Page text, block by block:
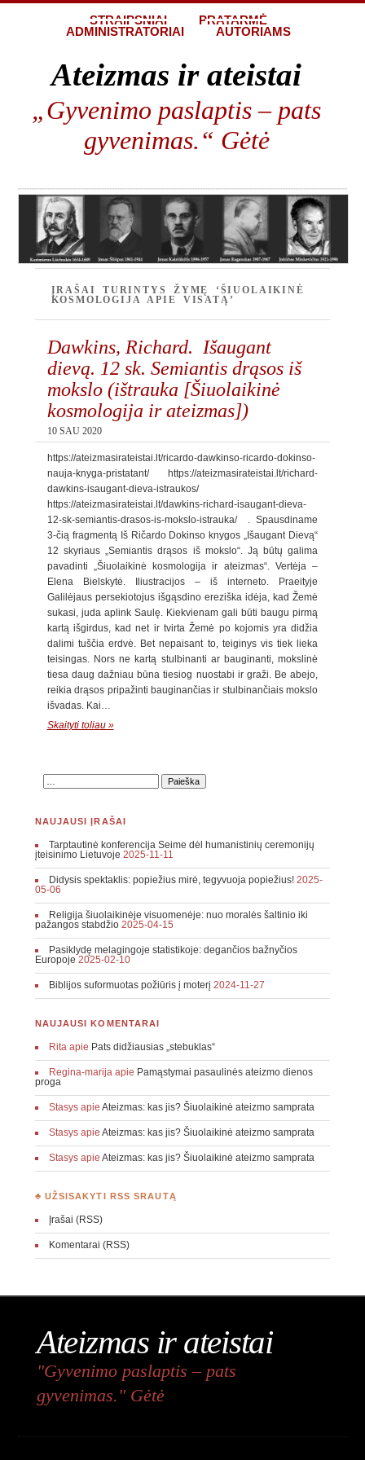
STRAIPSNIAI
PRATARMĖ
ADMINISTRATORIAI
AUTORIAMS
Ateizmas ir ateistai
„Gyvenimo paslaptis – pats
gyvenimas.“ Gėtė
ĮRAŠAI TURINTYS ŽYMĘ ‘ŠIUOLAIKINĖ
KOSMOLOGIJA APIE VISATĄ’
Dawkins, Richard. Išaugant
dievą. 12 sk. Semiantis drąsos iš
mokslo (ištrauka [Šiuolaikinė
kosmologija ir ateizmas])
10 SAU 2020
https://ateizmasirateistai.lt/ricardo-dawkinso-ricardo-dokinso-
nauja-knyga-pristatant/ https://ateizmasirateistai.lt/richard-
dawkins-isaugant-dieva-istraukos/
https://ateizmasirateistai.lt/dawkins-richard-isaugant-dieva-
12-sk-semiantis-drasos-is-mokslo-istrauka/ . Spausdiname
3-čią fragmentą Iš Ričardo Dokinso knygos „Išaugant Dievą“
12 skyriaus „Semiantis drąsos iš mokslo“. Ją būtų galima
pavadinti „Šiuolaikinė kosmologija ir ateizmas“. Vertėja –
Elena Bielskytė. Iliustracijos – iš interneto. Praeityje
Galilėjaus persekiotojus išgąsdino ereziška idėja, kad Žemė
sukasi, juda aplink Saulę. Kiekvienam gali būti baugu pirmą
kartą išgirdus, kad net ir tvirta Žemė po kojomis yra didžia
dalimi tuščia erdvė. Bet nepaisant to, teiginys vis tiek lieka
teisingas. Nors ne kartą stulbinanti ar bauginanti, mokslinė
tiesa daug dažniau būna tiesiog nuostabi ir graži. Be abejo,
reikia drąsos pripažinti bauginančias ir stulbinančiais mokslo
išvadas. Kai…
Skaityti toliau »
NAUJAUSI ĮRAŠAI
Tarptautinė konferencija Seime dėl humanistinių ceremonijų
įteisinimo Lietuvoje 2025-11-11
Didysis spektaklis: popiežius mirė, tegyvuoja popiežius! 2025-
05-06
Religija šiuolaikinėje visuomenėje: nuo moralės šaltinio iki
pažangos stabdžio 2025-04-15
Pasiklydę melagingoje statistikoje: degančios bažnyčios
Europoje 2025-02-10
Biblijos suformuotas požiūris į moterį 2024-11-27
NAUJAUSI KOMENTARAI
Ritaapie Pats didžiausias „stebuklas“
Regina-marijaapie Pamąstymai pasaulinės ateizmo dienos
proga
Stasysapie Ateizmas: kas jis? Šiuolaikinė ateizmo samprata
Stasysapie Ateizmas: kas jis? Šiuolaikinė ateizmo samprata
Stasysapie Ateizmas: kas jis? Šiuolaikinė ateizmo samprata
♣ UŽSISAKYTI RSS SRAUTĄ
Įrašai (RSS)
Komentarai (RSS)
Ateizmas ir ateistai
"Gyvenimo paslaptis – pats
gyvenimas." Gėtė